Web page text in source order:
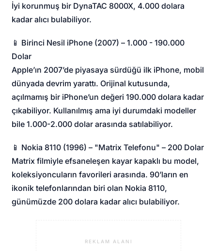
İyi korunmuş bir DynaTAC 8000X, 4.000 dolara
kadar alıcı bulabiliyor.
📱 Birinci Nesil iPhone (2007) – 1.000 - 190.000
Dolar
Apple’ın 2007’de piyasaya sürdüğü ilk iPhone, mobil
dünyada devrim yarattı. Orijinal kutusunda,
açılmamış bir iPhone’un değeri 190.000 dolara kadar
çıkabiliyor. Kullanılmış ama iyi durumdaki modeller
bile 1.000-2.000 dolar arasında satılabiliyor.
📱 Nokia 8110 (1996) – "Matrix Telefonu" – 200 Dolar
Matrix filmiyle efsaneleşen kayar kapaklı bu model,
koleksiyoncuların favorileri arasında. 90’ların en
ikonik telefonlarından biri olan Nokia 8110,
günümüzde 200 dolara kadar alıcı bulabiliyor.
REKLAM ALANI